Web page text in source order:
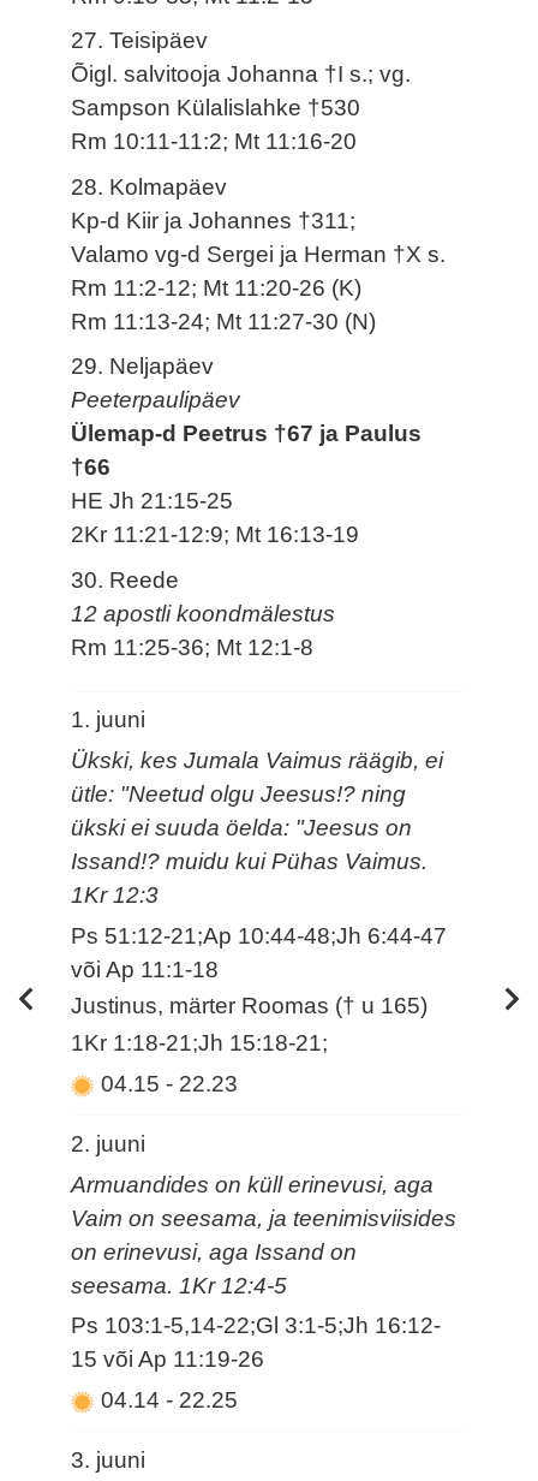
27. Teisipäev
Õigl. salvitooja Johanna †I s.; vg.
Sampson Külalislahke †530
Rm 10:11-11:2; Mt 11:16-20
28. Kolmapäev
Kp-d Kiir ja Johannes †311;
Valamo vg-d Sergei ja Herman †X s.
Rm 11:2-12; Mt 11:20-26 (K)
Rm 11:13-24; Mt 11:27-30 (N)
29. Neljapäev
Peeterpaulipäev
Ülemap-d Peetrus †67 ja Paulus
†66
HE Jh 21:15-25
2Kr 11:21-12:9; Mt 16:13-19
30. Reede
12 apostli koondmälestus
Rm 11:25-36; Mt 12:1-8
1. juuni
Ükski, kes Jumala Vaimus räägib, ei
ütle: "Neetud olgu Jeesus!? ning
ükski ei suuda öelda: "Jeesus on
Issand!? muidu kui Pühas Vaimus.
1Kr 12:3
Ps 51:12-21;Ap 10:44-48;Jh 6:44-47
või Ap 11:1-18
Justinus, märter Roomas († u 165)
1Kr 1:18-21;Jh 15:18-21;
04.15- 22.23
2. juuni
Armuandides on küll erinevusi, aga
Vaim on seesama, ja teenimisviisides
on erinevusi, aga Issand on
seesama. 1Kr 12:4-5
Ps 103:1-5,14-22;Gl 3:1-5;Jh 16:12-
15 või Ap 11:19-26
04.14- 22.25
3. juuni